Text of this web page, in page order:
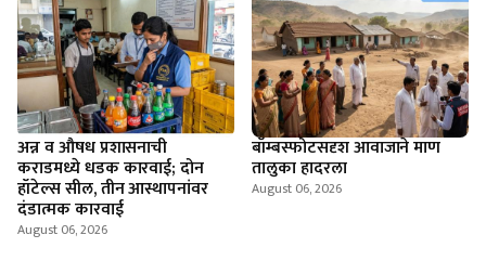
अन्न व औषध प्रशासनाची
कराडमध्ये धडक कारवाई; दोन
हॉटेल्स सील, तीन आस्थापनांवर
दंडात्मक कारवाई
August 06, 2026
बॉम्बस्फोटसदृश आवाजाने माण
तालुका हादरला
August 06, 2026